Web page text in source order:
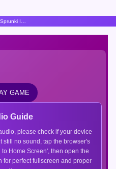
Guide
please check if your device
still no sound, tap the browser's
Home Screen', then open the
for perfect fullscreen and proper
GAME